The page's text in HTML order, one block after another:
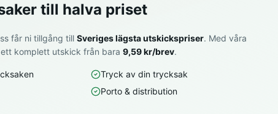
till halva priset
får ni tillgång till Sveriges lägsta utskickspriser. Med våra
komplett utskick från bara 9,59 kr/brev.
Tryck av din trycksak
Porto & distribution